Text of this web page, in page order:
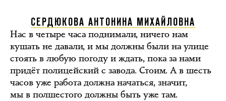
СЕРДЮКОВА АНТОНИНА МИХАЙЛОВНА
Нас в четыре часа поднимали, ничего нам
кушать не давали, и мы должны были на улице
стоять в любую погоду и ждать, пока за нами
придёт полицейский с завода. Стоим. А в шесть
часов уже работа должна начаться, значит,
мы в полшестого должны быть уже там.